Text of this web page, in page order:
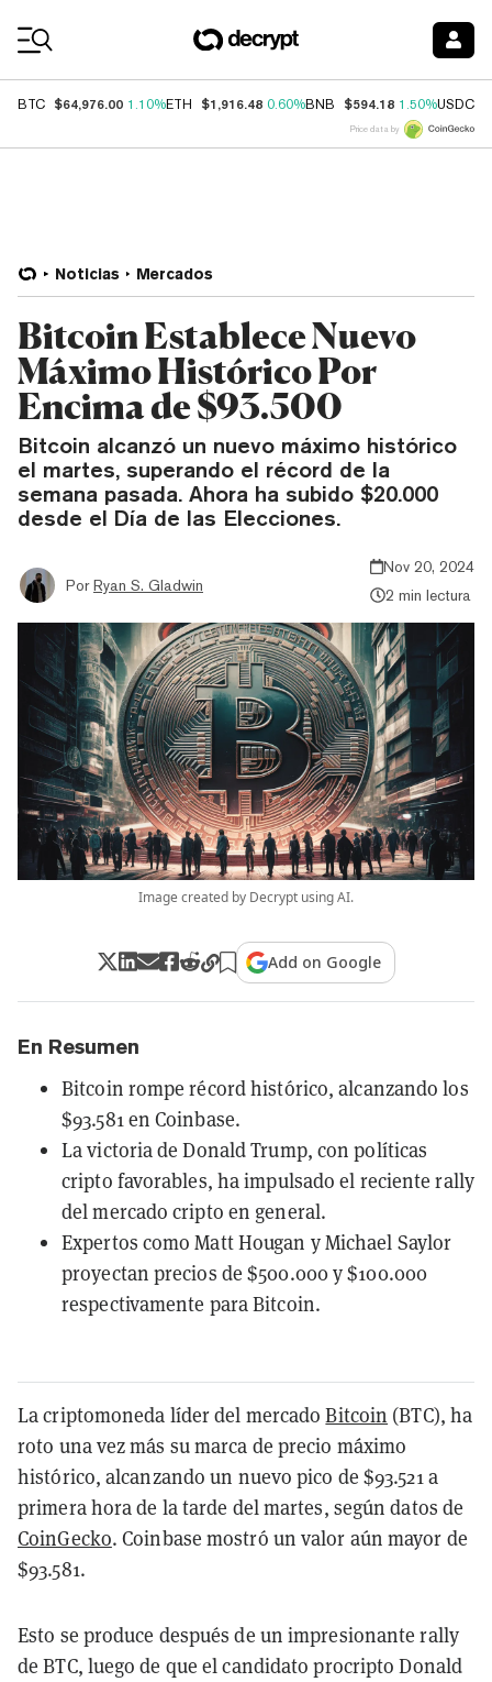
BTC $64,976.00 1.10%ETH $1,916.48 0.60%BNB $594.18 1.50%USDC
Price data by
Noticias Mercados
Bitcoin Establece Nuevo
Máximo Histórico Por
Encima de $93.500
Bitcoin alcanzó un nuevo máximo histórico
el martes, superando el récord de la
semana pasada. Ahora ha subido $20.000
desde el Día de las Elecciones.
Por Ryan S. Gladwin
Nov 20, 2024
2 min lectura
Image created by Decrypt using AI.
Add on Google
En Resumen
Bitcoin rompe récord histórico, alcanzando los
$93.581 en Coinbase.
La victoria de Donald Trump, con políticas
cripto favorables, ha impulsado el reciente rally
del mercado cripto en general.
Expertos como Matt Hougan y Michael Saylor
proyectan precios de $500.000 y $100.000
respectivamente para Bitcoin.
La criptomoneda líder del mercadoBitcoin (BTC), ha
roto una vez más su marca de precio máximo
histórico, alcanzando un nuevo pico de $93.521 a
primera hora de la tarde del martes, según datos de
CoinGecko. Coinbase mostró un valor aún mayor de
$93.581.
Esto se produce después de un impresionante rally
de BTC, luego de que el candidato procripto Donald